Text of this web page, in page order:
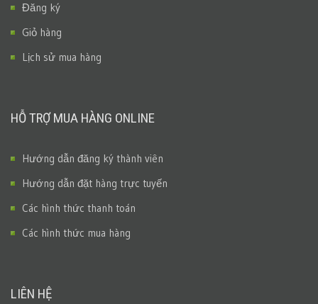
Đăng ký
Giỏ hàng
Lịch sử mua hàng
HỖ TRỢ MUA HÀNG ONLINE
Hướng dẫn đăng ký thành viên
Hướng dẫn đặt hàng trực tuyến
Các hình thức thanh toán
Các hình thức mua hàng
LIÊN HỆ